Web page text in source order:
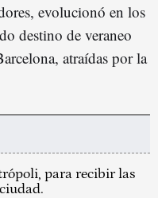
evolucionó en los
destino de veraneo
atraídas por la
para recibir las